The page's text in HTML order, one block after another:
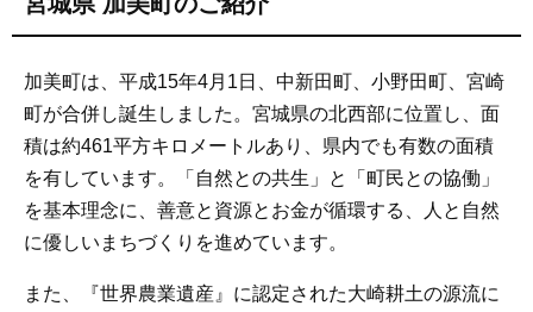
加美町は、平成15年4月1日、中新田町、小野田町、宮崎
町が合併し誕生しました。宮城県の北西部に位置し、面
積は約461平方キロメートルあり、県内でも有数の面積
を有しています。「自然との共生」と「町民との協働」
を基本理念に、善意と資源とお金が循環する、人と自然
に優しいまちづくりを進めています。
また、『世界農業遺産』に認定された大崎耕土の源流に